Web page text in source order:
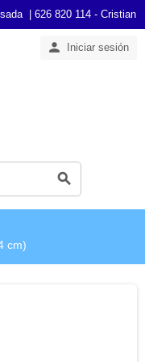
| 626 820 114 - Cristian
 Iniciar sesión

cm)